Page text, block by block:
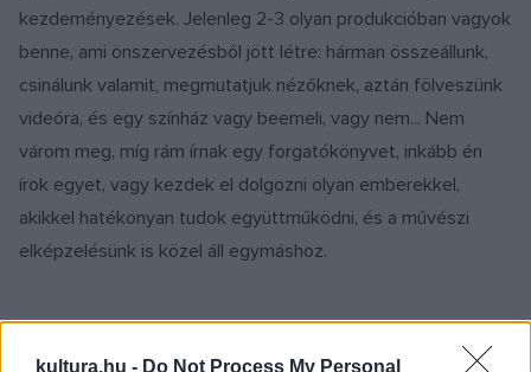
kultura.hu - Do Not Process My Personal
kezdeményezések. Jelenleg 2-3 olyan produkcióban vagyok
benne, ami önszervezésből jött létre: hárman összeállunk,
csinálunk valamit, megmutatjuk nézőknek, aztán fölveszünk
videóra, és egy színház vagy beemeli, vagy nem... Nem
várom meg, míg rám írnak egy forgatókönyvet, inkább én
írok egyet, vagy kezdek el dolgozni olyan emberekkel,
akikkel hatékonyan tudok együttműködni, és a művészi
elképzelésünk is közel áll egymáshoz.